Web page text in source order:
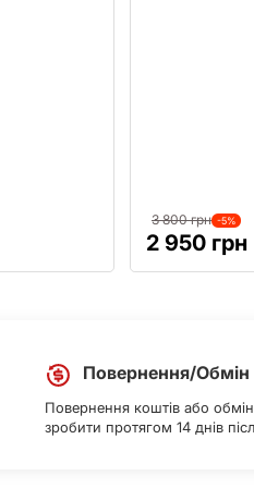
3 800 грн -5%
2 950 грн
Повернення/Обмін
Повернення коштів або
зробити протягом 14 днів